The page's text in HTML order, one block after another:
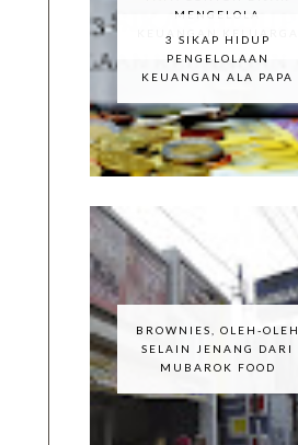
MENGELOLA
KEUANGAN KELUARGA
3 SIKAP HIDUP
PENGELOLAAN
KEUANGAN ALA PAPA
BROWNIES, OLEH-OLEH
SELAIN JENANG DARI
MUBAROK FOOD